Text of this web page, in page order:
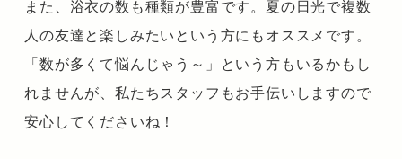
また、浴衣の数も種類が豊富です。夏の日光で複数
人の友達と楽しみたいという方にもオススメです。
「数が多くて悩んじゃう～」という方もいるかもし
れませんが、私たちスタッフもお手伝いしますので
安心してくださいね！